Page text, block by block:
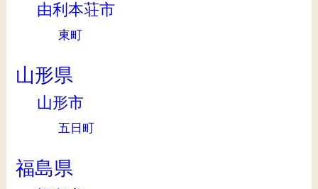
由利本荘市
東町
山形県
山形市
五日町
福島県